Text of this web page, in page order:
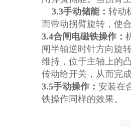
3.3手动储能： 转动
而带动拐臂旋转，使
3.4合闸电磁铁操作：
闸半轴逆时针方向旋
维持，位于主轴上的
传动给开关，从而完
3.5手动操作： 安装在
铁操作同样的效果。